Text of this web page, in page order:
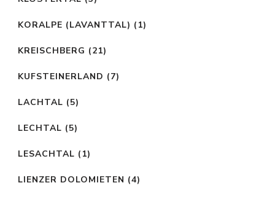
KORALPE (LAVANTTAL) (1)
KREISCHBERG (21)
KUFSTEINERLAND (7)
LACHTAL (5)
LECHTAL (5)
LESACHTAL (1)
LIENZER DOLOMIETEN (4)